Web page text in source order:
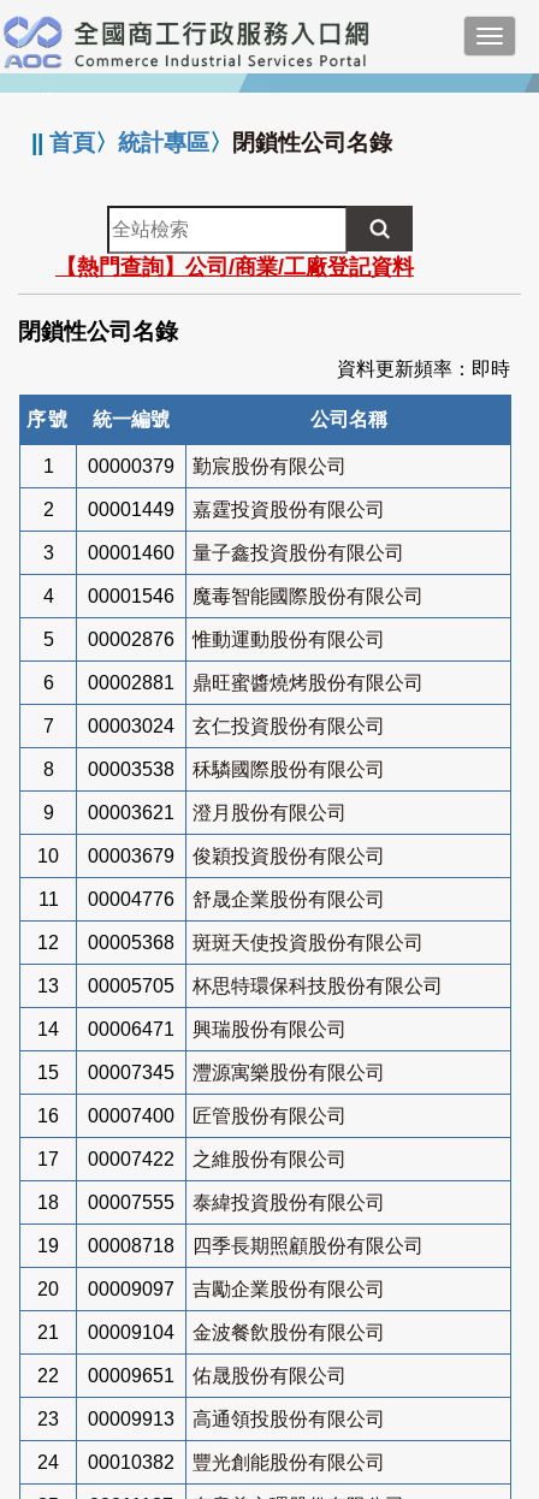
跳
到
主
要
:::
||首頁〉統計專區〉 閉鎖性公司名錄
全
站
檢
索
【熱門查詢】公司/商業/工廠登記資料
閉鎖性公司名錄
資料更新頻率：即時
序號 統一編號 公司名稱
1 00000379 勤宸股份有限公司
2 00001449 嘉霆投資股份有限公司
3 00001460 量子鑫投資股份有限公司
4 00001546 魔毒智能國際股份有限公司
5 00002876 惟動運動股份有限公司
6 00002881 鼎旺蜜醬燒烤股份有限公司
7 00003024 玄仁投資股份有限公司
8 00003538 秝驎國際股份有限公司
9 00003621 澄月股份有限公司
10 00003679 俊穎投資股份有限公司
11 00004776 舒晟企業股份有限公司
12 00005368 斑斑天使投資股份有限公司
13 00005705 杯思特環保科技股份有限公司
14 00006471 興瑞股份有限公司
15 00007345 灃源寓樂股份有限公司
16 00007400 匠管股份有限公司
17 00007422 之維股份有限公司
18 00007555 泰緯投資股份有限公司
19 00008718 四季長期照顧股份有限公司
20 00009097 吉勵企業股份有限公司
21 00009104 金波餐飲股份有限公司
22 00009651 佑晟股份有限公司
23 00009913 高通領投股份有限公司
24 00010382 豐光創能股份有限公司